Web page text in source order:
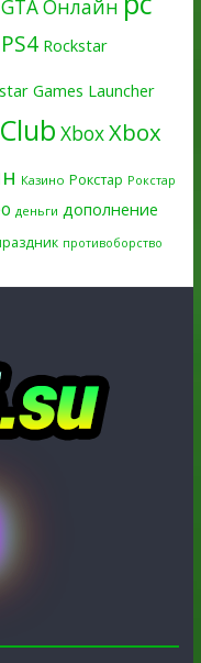
GTA Онлайн
PS4 Rockstar
Games Launcher
XboxXbox
Казино Рокстар Рокстар
деньги дополнение
противоборство